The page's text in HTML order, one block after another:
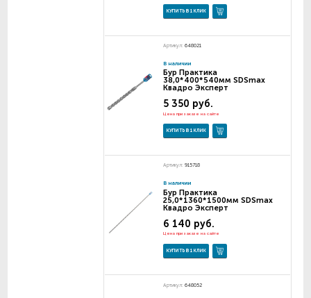
КУПИТЬ В 1 КЛИК
Артикул: 648021
В наличии
Бур Практика
38,0*400*540мм SDSmax
Квадро Эксперт
5 350 руб.
Цена при заказе на сайте
КУПИТЬ В 1 КЛИК
Артикул: 915718
В наличии
Бур Практика
25,0*1360*1500мм SDSmax
Квадро Эксперт
6 140 руб.
Цена при заказе на сайте
КУПИТЬ В 1 КЛИК
Артикул: 648052